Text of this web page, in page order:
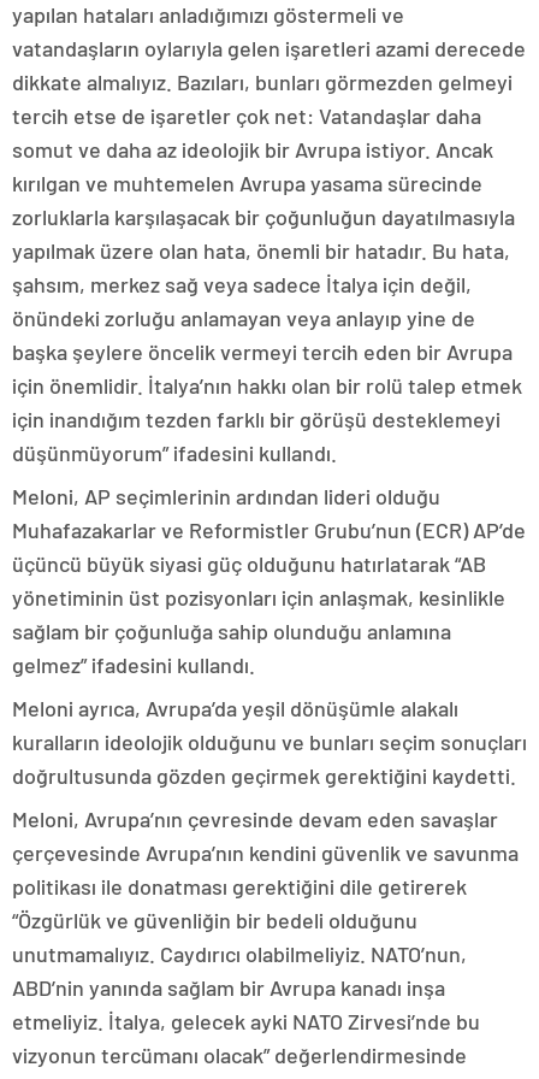
yapılan hataları anladığımızı göstermeli ve
vatandaşların oylarıyla gelen işaretleri azami derecede
dikkate almalıyız. Bazıları, bunları görmezden gelmeyi
tercih etse de işaretler çok net: Vatandaşlar daha
somut ve daha az ideolojik bir Avrupa istiyor. Ancak
kırılgan ve muhtemelen Avrupa yasama sürecinde
zorluklarla karşılaşacak bir çoğunluğun dayatılmasıyla
yapılmak üzere olan hata, önemli bir hatadır. Bu hata,
şahsım, merkez sağ veya sadece İtalya için değil,
önündeki zorluğu anlamayan veya anlayıp yine de
başka şeylere öncelik vermeyi tercih eden bir Avrupa
için önemlidir. İtalya’nın hakkı olan bir rolü talep etmek
için inandığım tezden farklı bir görüşü desteklemeyi
düşünmüyorum” ifadesini kullandı.
Meloni, AP seçimlerinin ardından lideri olduğu
Muhafazakarlar ve Reformistler Grubu’nun (ECR) AP’de
üçüncü büyük siyasi güç olduğunu hatırlatarak “AB
yönetiminin üst pozisyonları için anlaşmak, kesinlikle
sağlam bir çoğunluğa sahip olunduğu anlamına
gelmez” ifadesini kullandı.
Meloni ayrıca, Avrupa’da yeşil dönüşümle alakalı
kuralların ideolojik olduğunu ve bunları seçim sonuçları
doğrultusunda gözden geçirmek gerektiğini kaydetti.
Meloni, Avrupa’nın çevresinde devam eden savaşlar
çerçevesinde Avrupa’nın kendini güvenlik ve savunma
politikası ile donatması gerektiğini dile getirerek
“Özgürlük ve güvenliğin bir bedeli olduğunu
unutmamalıyız. Caydırıcı olabilmeliyiz. NATO’nun,
ABD’nin yanında sağlam bir Avrupa kanadı inşa
etmeliyiz. İtalya, gelecek ayki NATO Zirvesi’nde bu
vizyonun tercümanı olacak” değerlendirmesinde